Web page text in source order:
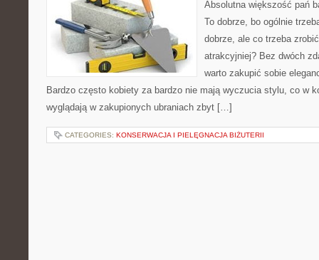
Absolutna większość pań
To dobrze, bo ogólnie
dobrze, ale co trzeba
atrakcyjniej? Bez dwóch
warto zakupić sobie
Bardzo często kobiety za bardzo nie mają wyczucia stylu, co w
wyglądają w zakupionych ubraniach zbyt […]
CATEGORIES: KONSERWACJA I PIELĘGNACJA BIŻUTERII